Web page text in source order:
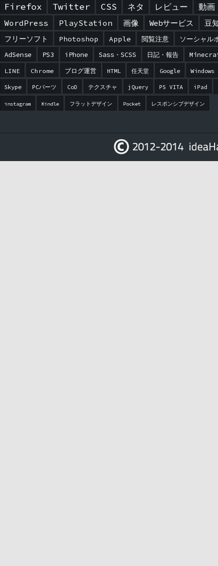
Firefox
Twitter CSS ネタ レビュー 動画
WordPress PlayStation 画像 Webサービス 豆
フリーソフト Photoshop Apple 閲覧注意 ソーシャル
AdSense PS3 iPhone Sass・SCSS 日記・報告
LINE Chrome ブログ運営 HTML 任天堂 Google Windows
Skype PCパーツ CoD テクスチャ jQuery PS VITA iPad
instagram Kindle フラットデザイン Pocket レスポンシブデザイン